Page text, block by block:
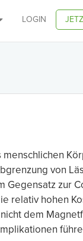
LOGIN
von
Gegensatz zur
relativ hohen
dem